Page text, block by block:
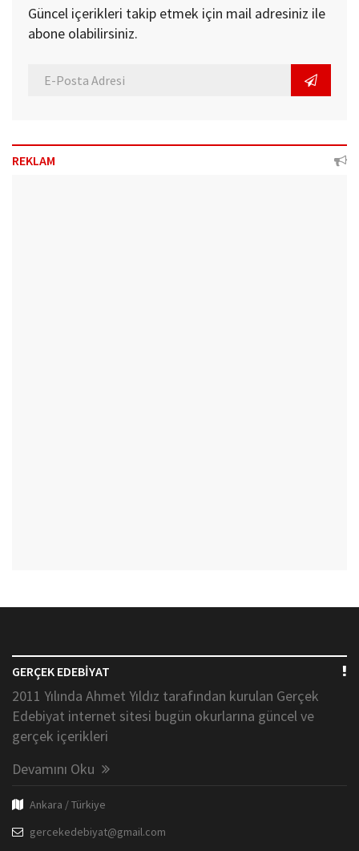
Güncel içerikleri takip etmek için mail adresiniz ile
abone olabilirsiniz.
REKLAM
GERÇEK EDEBİYAT
2011 Yılında Ahmet Yıldız tarafından kurulan Gerçek
Edebiyat internet sitesi bugün okurlarına güncel ve
gerçek içerikleri
Devamını Oku
Ankara / Türkiye
gercekedebiyat@gmail.com